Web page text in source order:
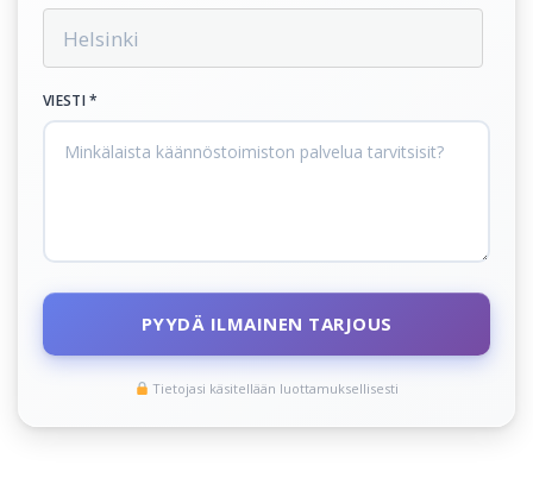
VIESTI *
PYYDÄ ILMAINEN TARJOUS
Tietojasi käsitellään luottamuksellisesti